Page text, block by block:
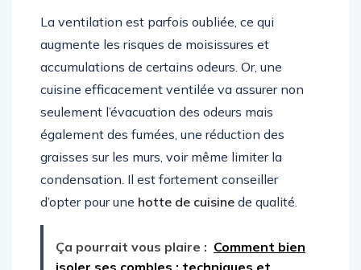
La ventilation est parfois oubliée, ce qui
augmente les risques de moisissures et
accumulations de certains odeurs. Or, une
cuisine efficacement ventilée va assurer non
seulement l’évacuation des odeurs mais
également des fumées, une réduction des
graisses sur les murs, voir même limiter la
condensation. Il est fortement conseiller
d’opter pour une hotte de cuisine de qualité.
Ça pourrait vous plaire : Comment bien